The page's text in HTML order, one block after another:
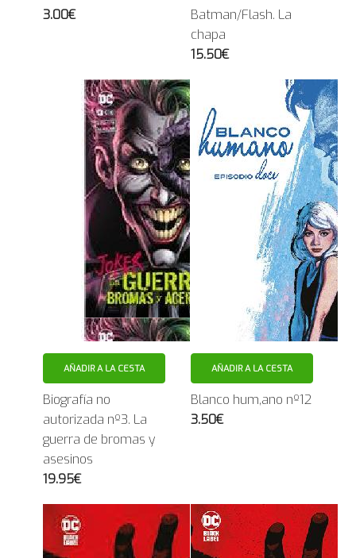
3.00€
Batman/Flash. La
chapa
15.50€
AÑADIR A LA CESTA
Biografía no
autorizada nº3. La
guerra de bromas y
asesinos
19.95€
AÑADIR A LA CESTA
Blanco hum,ano nº12
3.50€